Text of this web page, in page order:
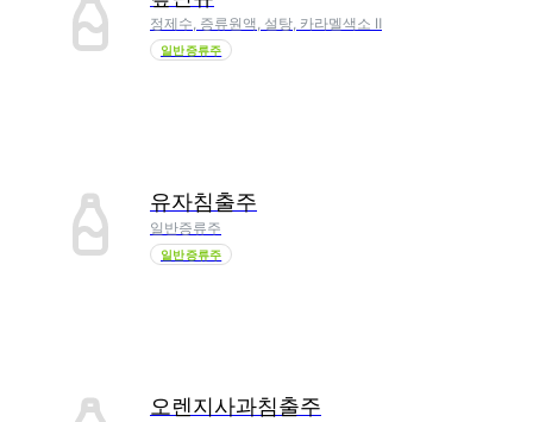
정제수, 증류원액, 설탕, 카라멜색소 Ⅱ
일반증류주
유자침출주
일반증류주
일반증류주
오렌지사과침출주